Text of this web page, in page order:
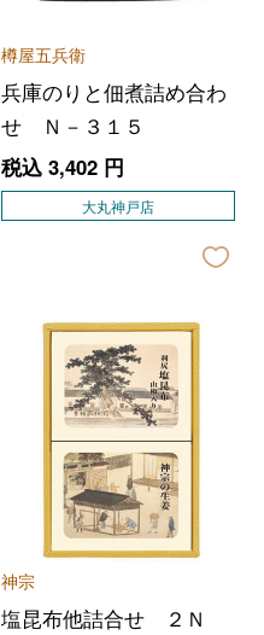
樽屋五兵衛
兵庫のりと佃煮詰め合わ
せ Ｎ－３１５
税込 3,402円
大丸神戸店
神宗
塩昆布他詰合せ ２Ｎ